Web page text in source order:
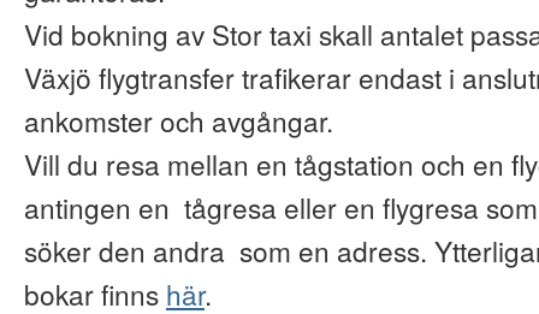
Vid bokning av Stor taxi skall antalet
Växjö flygtransfer trafikerar endast i
ankomster och avgångar.
Vill du resa mellan en tågstation och en
antingen en tågresa eller en flygresa
söker den andra som en adress.
bokar finns här.